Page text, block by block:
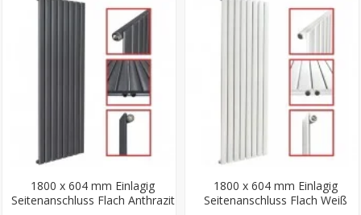
1800 x 604 mm Einlagig
Seitenanschluss Flach Anthrazit
1800 x 604 mm Einlagig
Seitenanschluss Flach Weiß